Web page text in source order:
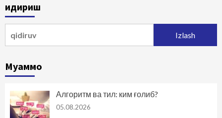
Қидириш
Муаммо
Алгоритм ва тил: ким ғолиб?
05.08.2026